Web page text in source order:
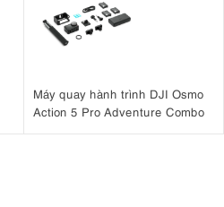
Máy quay hành trình DJI Osmo
Action 5 Pro Adventure Combo